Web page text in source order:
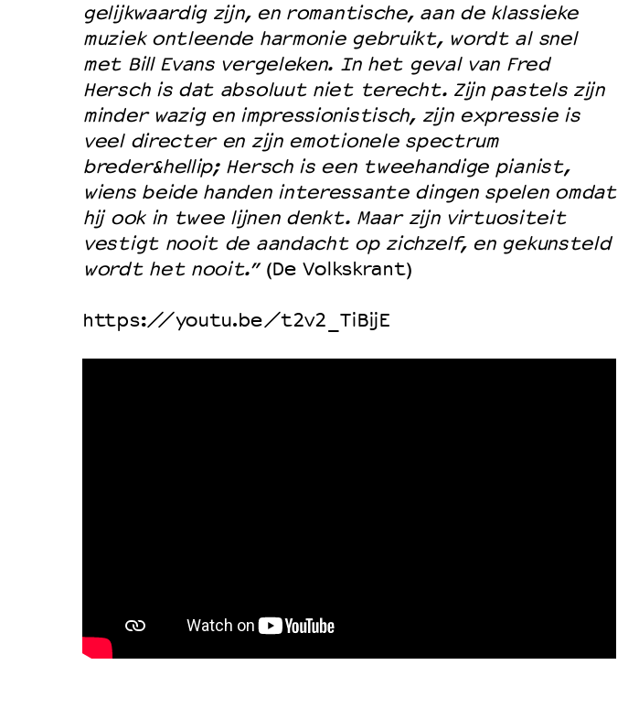
gelijkwaardig zijn, en romantische, aan de klassieke
muziek ontleende harmonie gebruikt, wordt al snel
met Bill Evans vergeleken. In het geval van Fred
Hersch is dat absoluut niet terecht. Zijn pastels zijn
minder wazig en impressionistisch, zijn expressie is
veel directer en zijn emotionele spectrum
breder&hellip; Hersch is een tweehandige pianist,
wiens beide handen interessante dingen spelen omdat
hij ook in twee lijnen denkt. Maar zijn virtuositeit
vestigt nooit de aandacht op zichzelf, en gekunsteld
wordt het nooit.”(De Volkskrant)
https://youtu.be/t2v2_TiBijE